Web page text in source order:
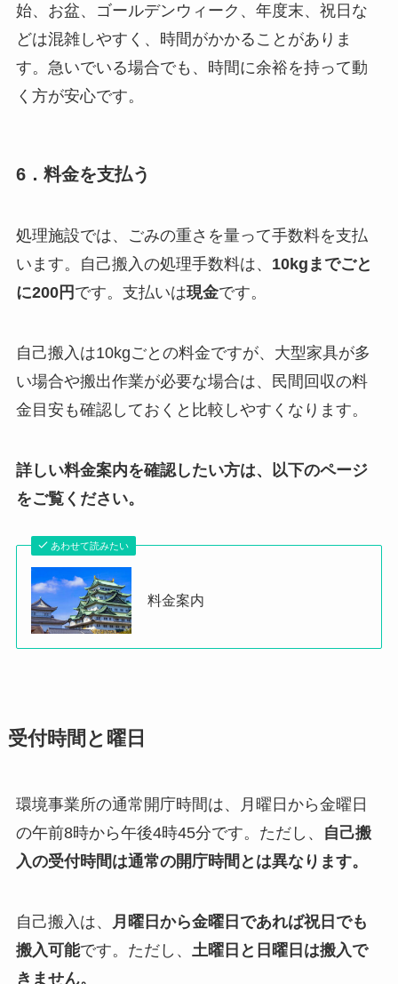
始、お盆、ゴールデンウィーク、年度末、祝日な
どは混雑しやすく、時間がかかることがありま
す。急いでいる場合でも、時間に余裕を持って動
く方が安心です。
6．料金を支払う
処理施設では、ごみの重さを量って手数料を支払
います。自己搬入の処理手数料は、 10kgまでごと
に200円 です。支払いは現金です。
自己搬入は10kgごとの料金ですが、大型家具が多
い場合や搬出作業が必要な場合は、民間回収の料
金目安も確認しておくと比較しやすくなります。
詳しい料金案内を確認したい方は、以下のページ
をご覧ください。
あわせて読みたい
料金案内
受付時間と曜日
環境事業所の通常開庁時間は、月曜日から金曜日
の午前8時から午後4時45分です。ただし、
自己搬
入の受付時間は通常の開庁時間とは異なります。
自己搬入は、
月曜日から金曜日であれば祝日でも
搬入可能です。ただし、 土曜日と日曜日は搬入で
きません。